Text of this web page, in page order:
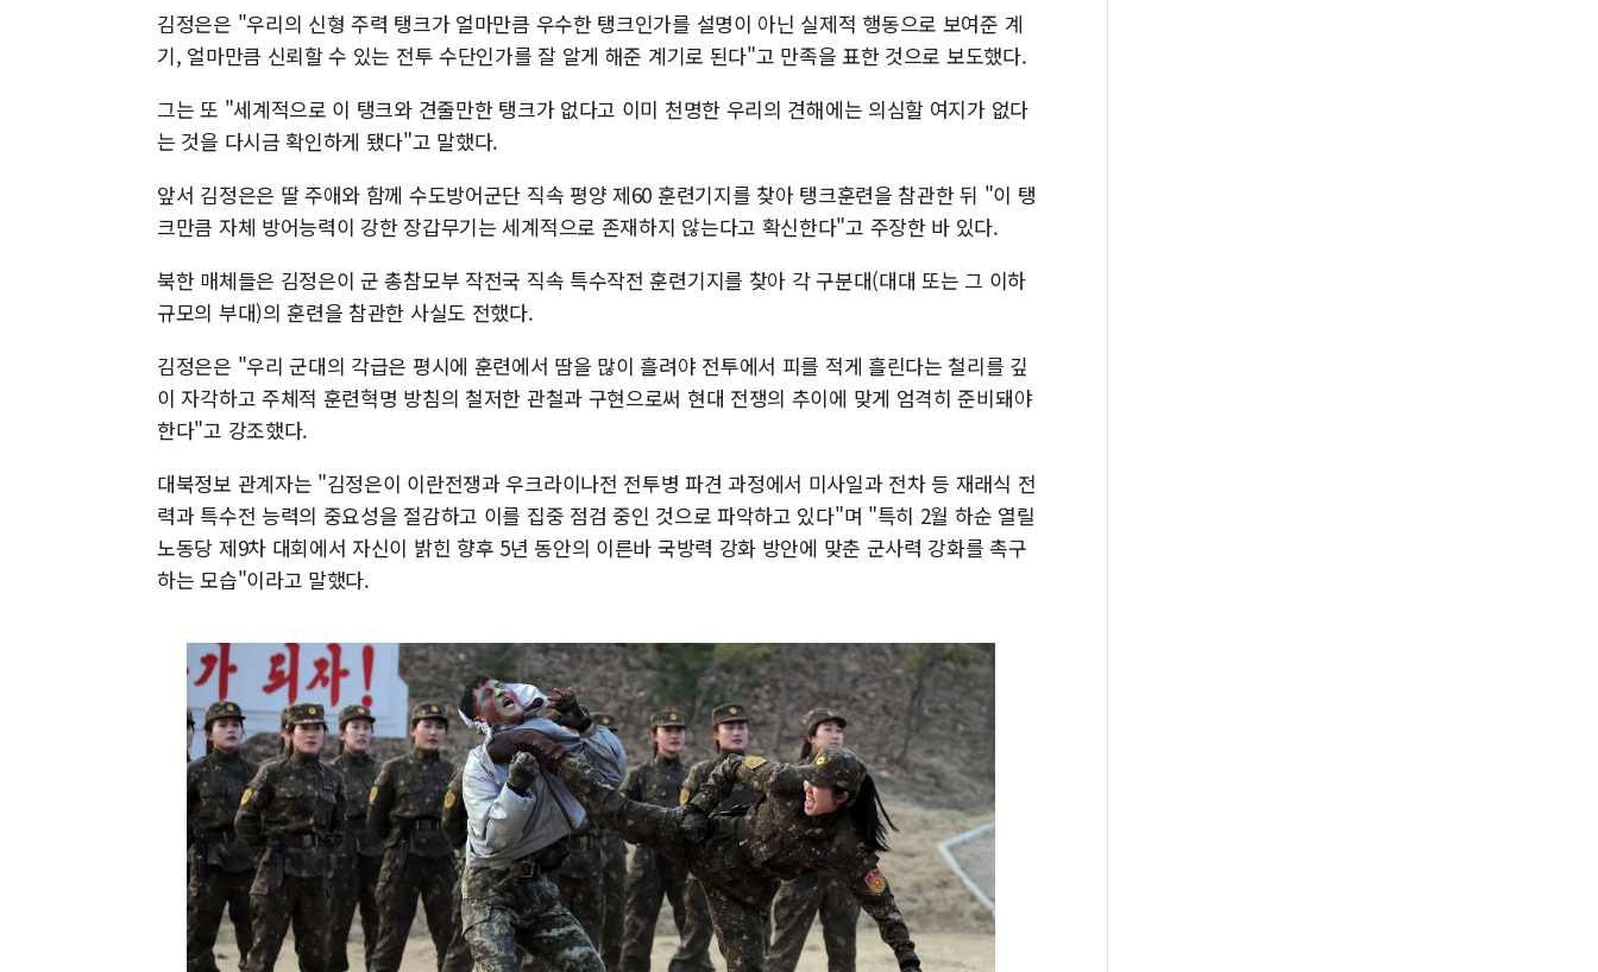
김정은은 "우리의 신형 주력 탱크가 얼마만큼 우수한 탱크인가를 설명이 아닌 실제적 행동으로 보여준 계
기, 얼마만큼 신뢰할 수 있는 전투 수단인가를 잘 알게 해준 계기로 된다"고 만족을 표한 것으로 보도했다.
그는 또 "세계적으로 이 탱크와 견줄만한 탱크가 없다고 이미 천명한 우리의 견해에는 의심할 여지가 없다
는 것을 다시금 확인하게 됐다"고 말했다.
앞서 김정은은 딸 주애와 함께 수도방어군단 직속 평양 제60 훈련기지를 찾아 탱크훈련을 참관한 뒤 "이 탱
크만큼 자체 방어능력이 강한 장갑무기는 세계적으로 존재하지 않는다고 확신한다"고 주장한 바 있다.
북한 매체들은 김정은이 군 총참모부 작전국 직속 특수작전 훈련기지를 찾아 각 구분대(대대 또는 그 이하
규모의 부대)의 훈련을 참관한 사실도 전했다.
김정은은 "우리 군대의 각급은 평시에 훈련에서 땀을 많이 흘려야 전투에서 피를 적게 흘린다는 철리를 깊
이 자각하고 주체적 훈련혁명 방침의 철저한 관철과 구현으로써 현대 전쟁의 추이에 맞게 엄격히 준비돼야
한다"고 강조했다.
대북정보 관계자는 "김정은이 이란전쟁과 우크라이나전 전투병 파견 과정에서 미사일과 전차 등 재래식 전
력과 특수전 능력의 중요성을 절감하고 이를 집중 점검 중인 것으로 파악하고 있다"며 "특히 2월 하순 열릴
노동당 제9차 대회에서 자신이 밝힌 향후 5년 동안의 이른바 국방력 강화 방안에 맞춘 군사력 강화를 촉구
하는 모습"이라고 말했다.